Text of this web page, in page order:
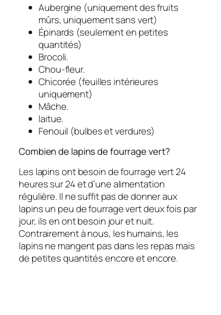
Aubergine (uniquement des fruits
mûrs, uniquement sans vert)
Épinards (seulement en petites
quantités)
Brocoli.
Chou-fleur.
Chicorée (feuilles intérieures
uniquement)
Mâche.
laitue.
Fenouil (bulbes et verdures)
Combien de lapins de fourrage vert?
Les lapins ont besoin de fourrage vert 24
heures sur 24 et d’une alimentation
régulière. Il ne suffit pas de donner aux
lapins un peu de fourrage vert deux fois par
jour, ils en ont besoin jour et nuit.
Contrairement à nous, les humains, les
lapins ne mangent pas dans les repas mais
de petites quantités encore et encore.